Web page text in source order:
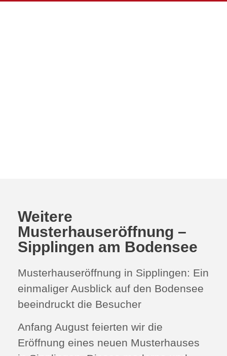
Weitere
Musterhauseröffnung –
Sipplingen am Bodensee
Musterhauseröffnung in Sipplingen: Ein
einmaliger Ausblick auf den Bodensee
beeindruckt die Besucher
Anfang August feierten wir die
Eröffnung eines neuen Musterhauses